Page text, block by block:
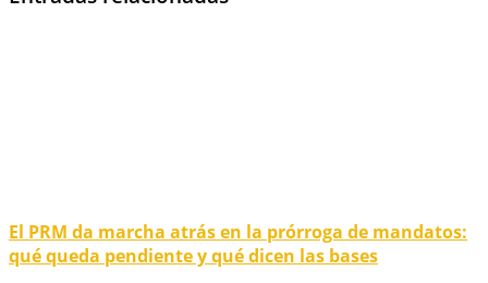
El PRM da marcha atrás en la prórroga de mandatos:
qué queda pendiente y qué dicen las bases